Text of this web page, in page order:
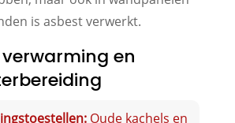
is asbest verwerkt.
en
Oude kachels en